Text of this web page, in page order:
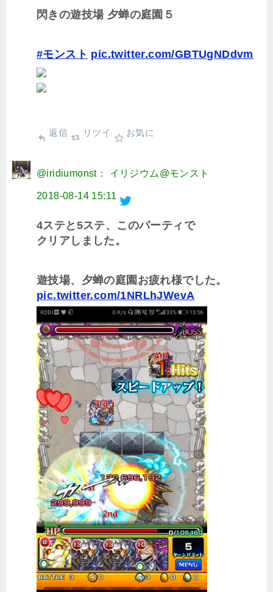
閃きの遊技場 夕蝉の庭園５
#モンスト pic.twitter.com/GBTUgNDdvm
返信 リツイ お気に
@iridiumonst： イリジウム@モンスト
2018-08-14 15:11
4ステと5ステ、このパーティで
クリアしました。
遊技場、夕蝉の庭園お疲れ様でした。
pic.twitter.com/1NRLhJWevA